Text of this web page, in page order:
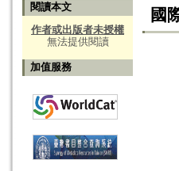
閱讀本文
作者或出版者未授權
無法提供閱讀
加值服務
國